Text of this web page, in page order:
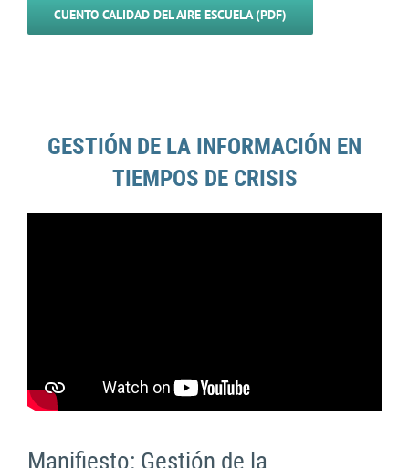
CUENTO CALIDAD DEL AIRE ESCUELA (PDF)
GESTIÓN DE LA INFORMACIÓN EN
TIEMPOS DE CRISIS
Manifiesto: Gestión de la